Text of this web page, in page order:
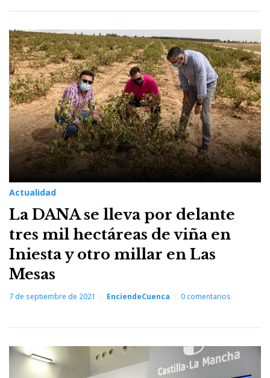
Actualidad
La DANA se lleva por delante
tres mil hectáreas de viña en
Iniesta y otro millar en Las
Mesas
7 de septiembre de 2021 EnciendeCuenca 0comentarios